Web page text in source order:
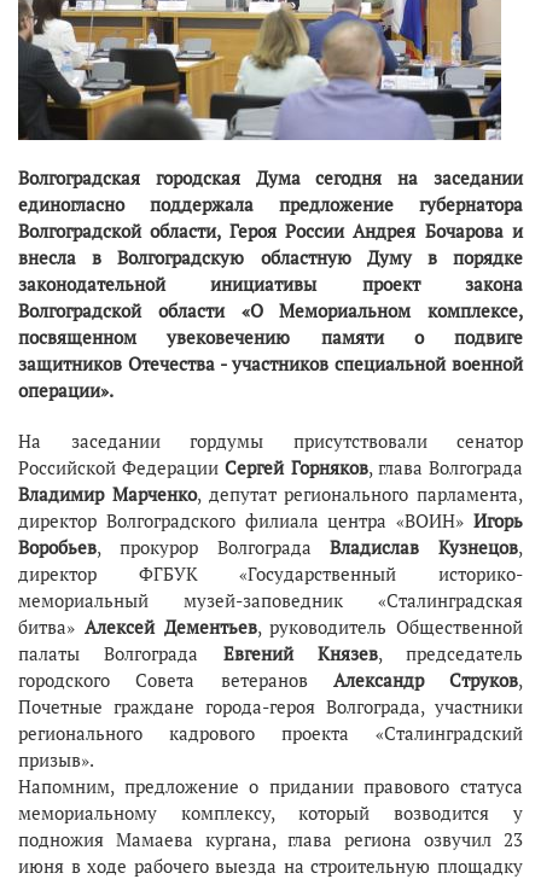
Волгоградская городская Дума сегодня на заседании
единогласно поддержала предложение губернатора
Волгоградской области, Героя России Андрея Бочарова и
внесла в Волгоградскую областную Думу в порядке
законодательной инициативы проект закона
Волгоградской области «О Мемориальном комплексе,
посвященном увековечению памяти о подвиге
защитников Отечества - участников специальной военной
операции».
На заседании гордумы присутствовали сенатор
Российской Федерации Сергей Горняков, глава Волгограда
Владимир Марченко, депутат регионального парламента,
директор Волгоградского филиала центра «ВОИН» Игорь
Воробьев, прокурор ВолгоградаВладислав Кузнецов,
директор ФГБУК «Государственный историко-
мемориальный музей-заповедник «Сталинградская
битва» Алексей Дементьев, руководитель Общественной
палаты Волгограда Евгений Князев, председатель
городского Совета ветеранов Александр Струков,
Почетные граждане города-героя Волгограда, участники
регионального кадрового проекта «Сталинградский
призыв».
Напомним, предложение о придании правового статуса
мемориальному комплексу, который возводится у
подножия Мамаева кургана, глава региона озвучил 23
июня в ходе рабочего выезда на строительную площадку